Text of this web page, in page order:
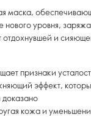
маска,
нового уровня,
отдохнувшей и
признаки
эффект,
кожа и